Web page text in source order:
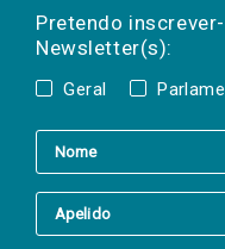
Pretendo
Newsletter(s):
Geral
a(s) newsletter(s).
mail